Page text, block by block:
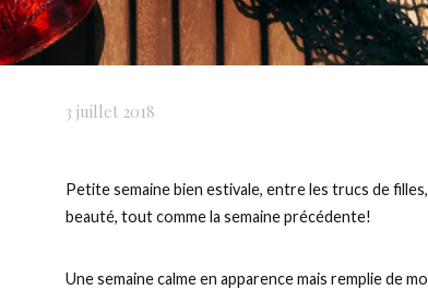
3 juillet 2018
Petite semaine bien estivale, entre les trucs de
beauté, tout comme la semaine précédente!
Une semaine calme en apparence mais remplie de